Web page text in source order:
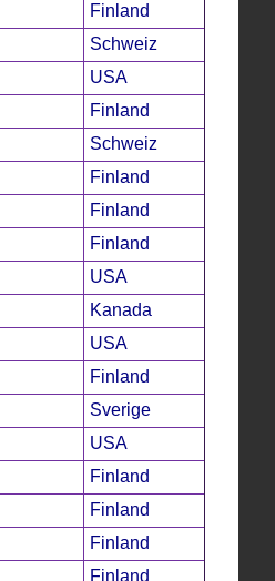
Finland
Schweiz
USA
Finland
Schweiz
Finland
Finland
Finland
USA
Kanada
USA
Finland
Sverige
USA
Finland
Finland
Finland
Finland